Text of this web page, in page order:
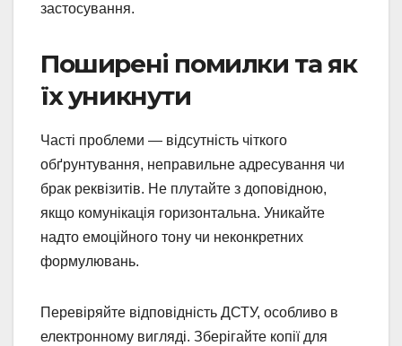
застосування.
Поширені помилки та як
їх уникнути
Часті проблеми — відсутність чіткого
обґрунтування, неправильне адресування чи
брак реквізитів. Не плутайте з доповідною,
якщо комунікація горизонтальна. Уникайте
надто емоційного тону чи неконкретних
формулювань.
Перевіряйте відповідність ДСТУ, особливо в
електронному вигляді. Зберігайте копії для